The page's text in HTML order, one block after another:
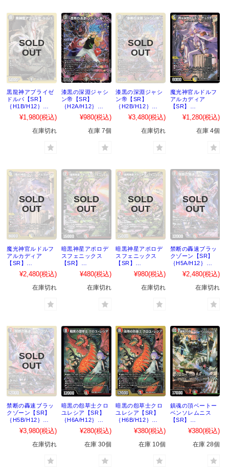
黒龍神アブライゼ
ドルバ【SR】
｛H1B/H12｝
［DM22EX2］
¥1,980(税込)
在庫切れ
漆黒の深淵ジャシ
ン帝【SR】
｛H2A/H12｝
［DM22EX2］
¥980(税込)
在庫 7個
漆黒の深淵ジャシ
ン帝【SR】
｛H2B/H12｝
［DM22EX2］
¥3,480(税込)
在庫切れ
魔光神官ルドルフ
アルカディア
【SR】
｛H3A/H12｝
［DM22EX2］
¥1,280(税込)
在庫 4個
魔光神官ルドルフ
アルカディア
【SR】
｛H3B/H12｝
［DM22EX2］
¥2,480(税込)
在庫切れ
暗黒神星アポロデ
スフェニックス
【SR】
｛H4A/H12｝
［DM22EX2］
¥480(税込)
在庫切れ
暗黒神星アポロデ
スフェニックス
【SR】
｛H4B/H12｝
［DM22EX2］
¥980(税込)
在庫切れ
禁断の轟速ブラッ
クゾーン【SR】
｛H5A/H12｝
［DM22EX2］
¥2,480(税込)
在庫切れ
禁断の轟速ブラッ
クゾーン【SR】
｛H5B/H12｝
［DM22EX2］
¥3,980(税込)
在庫切れ
暗黒の怨草士クロ
ユレシア【SR】
｛H6A/H12｝
［DM22EX2］
¥280(税込)
在庫 30個
暗黒の怨草士クロ
ユレシア【SR】
｛H6B/H12｝
［DM22EX2］
¥380(税込)
在庫 10個
鎮魂の頂ベートー
ベンソレムニス
【SR】
｛H7A/H12｝
［DM22EX2］
¥380(税込)
在庫 28個